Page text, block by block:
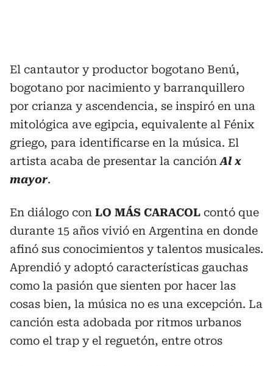
El cantautor y productor bogotano Benú,
bogotano por nacimiento y barranquillero
por crianza y ascendencia, se inspiró en una
mitológica ave egipcia, equivalente al Fénix
griego, para identificarse en la música. El
artista acaba de presentar la canciónAl x
mayor.
En diálogo con LO MÁS CARACOL contó que
durante 15 años vivió en Argentina en donde
afinó sus conocimientos y talentos musicales.
Aprendió y adoptó características gauchas
como la pasión que sienten por hacer las
cosas bien, la música no es una excepción. La
canción esta adobada por ritmos urbanos
como el trap y el reguetón, entre otros